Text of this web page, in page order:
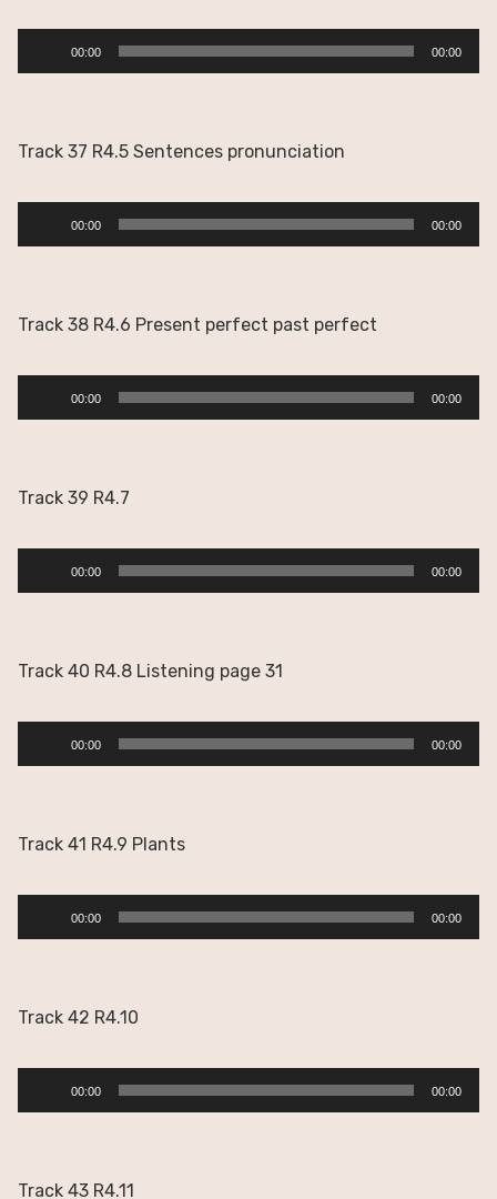
Reproductor
de
00:00 00:00
Track 37 R4.5 Sentences pronunciation
Reproductor
de
00:00 00:00
Track 38 R4.6 Present perfect past perfect
Reproductor
de
00:00 00:00
Track 39 R4.7
Reproductor
de
00:00 00:00
Track 40 R4.8 Listening page 31
Reproductor
de
00:00 00:00
Track 41 R4.9 Plants
Reproductor
de
00:00 00:00
Track 42 R4.10
Reproductor
de
00:00 00:00
Track 43 R4.11